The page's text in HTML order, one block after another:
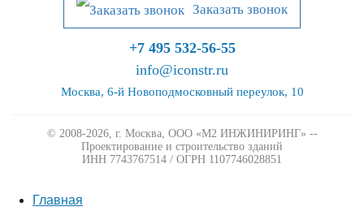
Заказать звонок
+7 495 532-56-55
info@iconstr.ru
Москва, 6-й Новоподмосковный переулок, 10
© 2008-2026, г. Москва, ООО «М2 ИНЖИНИРИНГ» --
Проектирование и строительство зданий
ИНН 7743767514 / ОГРН 1107746028851
Главная